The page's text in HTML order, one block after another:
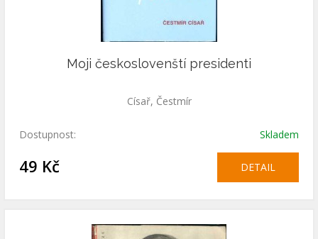
Moji českoslovenští presidenti
Císař, Čestmír
Dostupnost: Skladem
49 Kč DETAIL